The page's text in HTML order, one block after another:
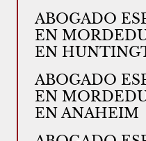
ABOGADO
EN
EN
ABOGADO
EN
EN ANAHEIM